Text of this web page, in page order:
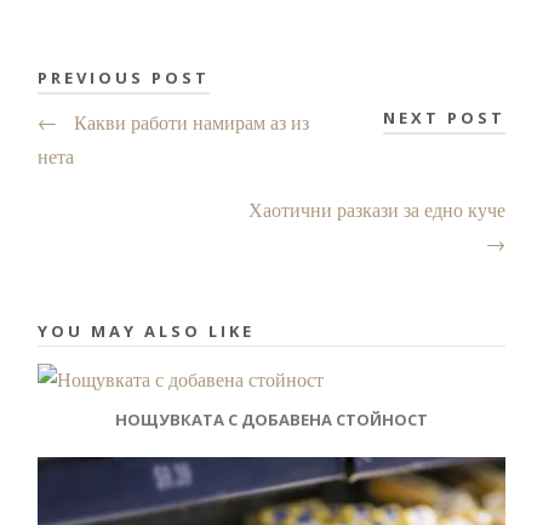
PREVIOUS POST
←
Какви работи намирам аз из
нета
NEXT POST
Хаотични разкази за едно куче
→
YOU MAY ALSO LIKE
НОЩУВКАТА С ДОБАВЕНА СТОЙНОСТ